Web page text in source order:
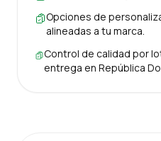
Opciones de
alineadas a tu marca.
Control de calidad por
entrega en República